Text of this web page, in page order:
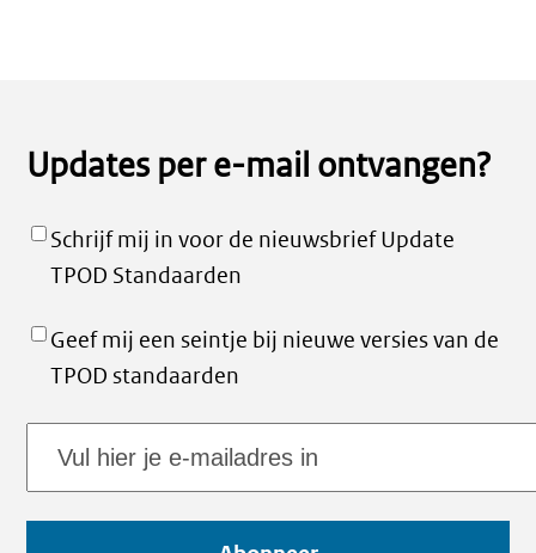
Updates per e-mail ontvangen?
Schrijf mij in voor de nieuwsbrief Update
TPOD Standaarden
Geef mij een seintje bij nieuwe versies van de
TPOD standaarden